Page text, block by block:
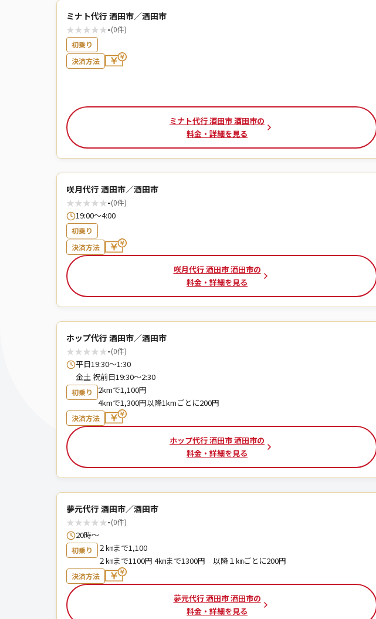
ミナト代行 酒田市／酒田市
★★★★★-(0件)
初乗り
決済方法
ミナト代行 酒田市 酒田市の
料金・詳細を見る
咲月代行 酒田市／酒田市
★★★★★-(0件)
19:00～4:00
初乗り
決済方法
咲月代行 酒田市 酒田市の
料金・詳細を見る
ホップ代行 酒田市／酒田市
★★★★★-(0件)
平日19:30〜1:30
金土 祝前日19:30〜2:30
初乗り
2kmで1,100円
4kmで1,300円以降1kmごとに200円
決済方法
ホップ代行 酒田市 酒田市の
料金・詳細を見る
夢元代行 酒田市／酒田市
★★★★★-(0件)
20時～
初乗り
２㎞まで1,100
２㎞まで1100円 4㎞まで1300円 以降１㎞ごとに200円
決済方法
夢元代行 酒田市 酒田市の
料金・詳細を見る